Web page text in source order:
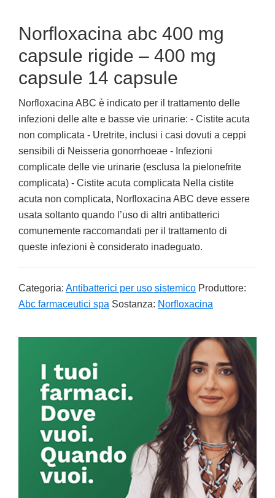
Norfloxacina abc 400 mg
capsule rigide – 400 mg
capsule 14 capsule
Norfloxacina ABC è indicato per il trattamento delle
infezioni delle alte e basse vie urinarie: - Cistite acuta
non complicata - Uretrite, inclusi i casi dovuti a ceppi
sensibili di Neisseria gonorrhoeae - Infezioni
complicate delle vie urinarie (esclusa la pielonefrite
complicata) - Cistite acuta complicata Nella cistite
acuta non complicata, Norfloxacina ABC deve essere
usata soltanto quando l’uso di altri antibatterici
comunemente raccomandati per il trattamento di
queste infezioni è considerato inadeguato.
Categoria: Antibatterici per uso sistemico Produttore:
Abc farmaceutici spa Sostanza: Norfloxacina
Sidebar